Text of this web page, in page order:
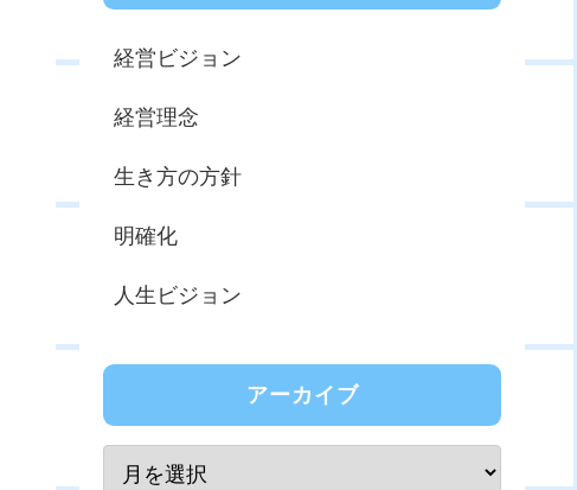
経営ビジョン
経営理念
生き方の方針
明確化
人生ビジョン
アーカイブ